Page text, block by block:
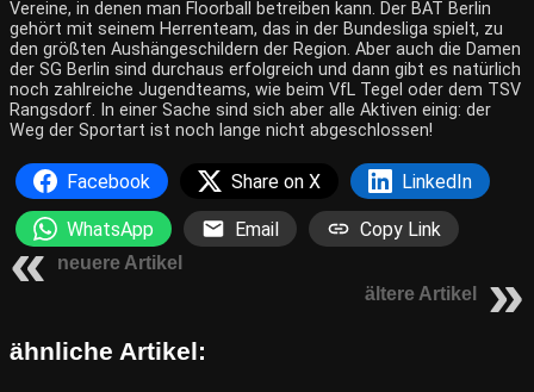
Vereine, in denen man Floorball betreiben kann. Der BAT Berlin
gehört mit seinem Herrenteam, das in der Bundesliga spielt, zu
den größten Aushängeschildern der Region. Aber auch die Damen
der SG Berlin sind durchaus erfolgreich und dann gibt es natürlich
noch zahlreiche Jugendteams, wie beim VfL Tegel oder dem TSV
Rangsdorf. In einer Sache sind sich aber alle Aktiven einig: der
Weg der Sportart ist noch lange nicht abgeschlossen!
Facebook Share on X LinkedIn
WhatsApp Email Copy Link
neuere Artikel
ältere Artikel
ähnliche Artikel: